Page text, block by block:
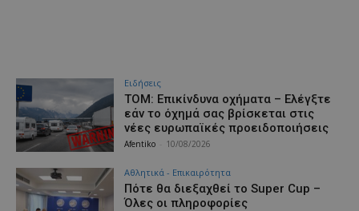
Ειδήσεις
ΤΟΜ: Επικίνδυνα οχήματα – Ελέγξτε
εάν το όχημά σας βρίσκεται στις
νέες ευρωπαϊκές προειδοποιήσεις
Afentiko 10/08/2026
Αθλητικά - Επικαιρότητα
Πότε θα διεξαχθεί το Super Cup –
Όλες οι πληροφορίες